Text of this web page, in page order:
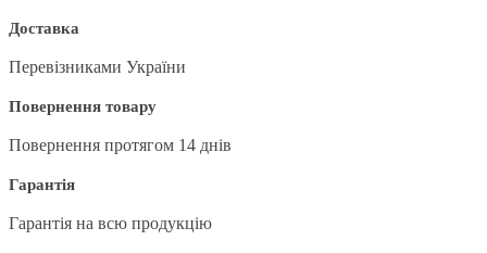
Доставка
Перевізниками України
Повернення товару
Повернення протягом 14 днів
Гарантія
Гарантія на всю продукцію